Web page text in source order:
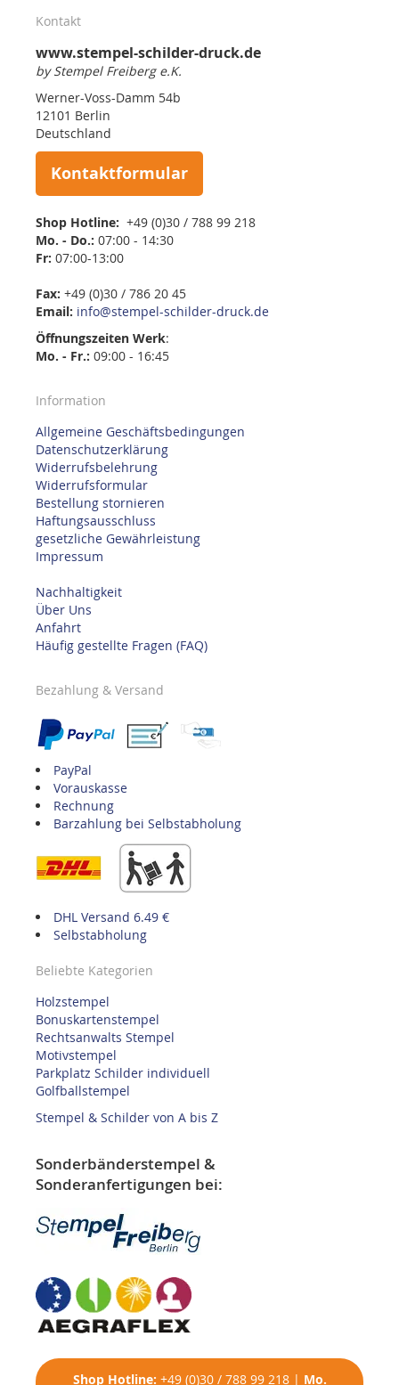
Kontakt
www.stempel-schilder-druck.de
by Stempel Freiberg e.K.
Werner-Voss-Damm 54b
12101 Berlin
Deutschland
Kontaktformular
Shop Hotline: +49 (0)30 / 788 99 218
Mo. - Do.: 07:00 - 14:30
Fr: 07:00-13:00
Fax: +49 (0)30 / 786 20 45
Email: info@stempel-schilder-druck.de
Öffnungszeiten Werk:
Mo. - Fr.: 09:00 - 16:45
Information
Allgemeine Geschäftsbedingungen
Datenschutzerklärung
Widerrufsbelehrung
Widerrufsformular
Bestellung stornieren
Haftungsausschluss
gesetzliche Gewährleistung
Impressum
Nachhaltigkeit
Über Uns
Anfahrt
Häufig gestellte Fragen (FAQ)
Bezahlung & Versand
PayPal
Vorauskasse
Rechnung
Barzahlung bei Selbstabholung
DHL Versand 6.49 €
Selbstabholung
Beliebte Kategorien
Holzstempel
Bonuskartenstempel
Rechtsanwalts Stempel
Motivstempel
Parkplatz Schilder individuell
Golfballstempel
Stempel & Schilder von A bis Z
Sonderbänderstempel &
Sonderanfertigungen bei:
Shop Hotline: +49 (0)30 / 788 99 218| Mo.